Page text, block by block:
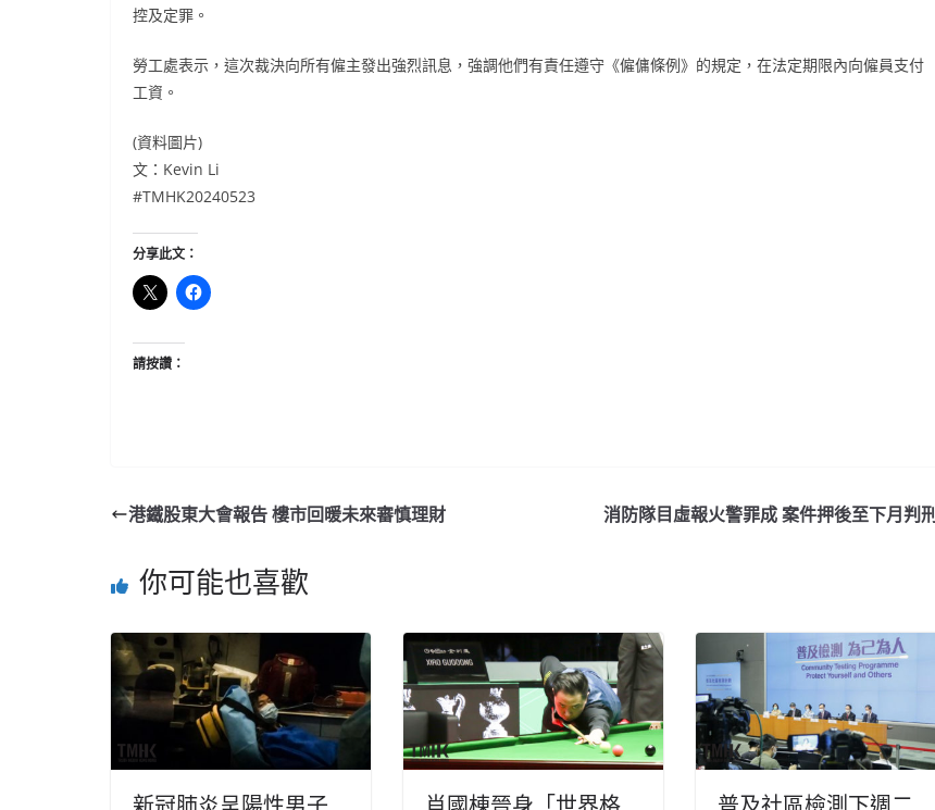
控及定罪。
勞工處表示，這次裁決向所有僱主發出強烈訊息，強調他們有責任遵守《僱傭條例》的規定，在法定期限內向僱員支付
工資。
(資料圖片)
文：Kevin Li
#TMHK20240523
分享此文：
請按讚：
港鐵股東大會報告 樓市回暖未來審慎理財 消防隊目虛報火警罪成 案件押後至下月判刑
你可能也喜歡